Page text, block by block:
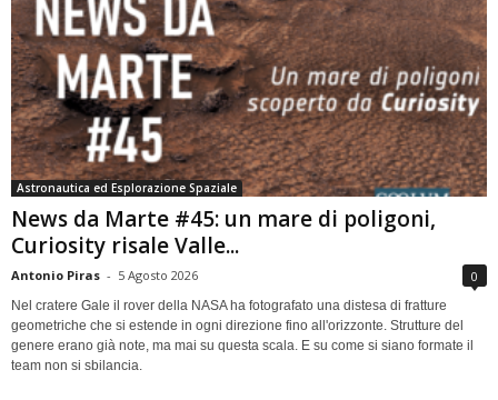
Astronautica ed Esplorazione Spaziale
News da Marte #45: un mare di poligoni,
Curiosity risale Valle...
Antonio Piras - 5 Agosto 2026 0
Nel cratere Gale il rover della NASA ha fotografato una distesa di fratture
geometriche che si estende in ogni direzione fino all'orizzonte. Strutture del
genere erano già note, ma mai su questa scala. E su come si siano formate il
team non si sbilancia.